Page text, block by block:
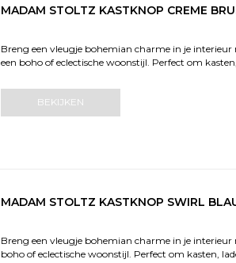
MADAM STOLTZ KASTKNOP CREME
Breng een vleugje bohemian charme in je
een boho of eclectische woonstijl. Perfect om
BEKIJKEN
MADAM STOLTZ KASTKNOP SWIRL
Breng een vleugje bohemian charme in je
boho of eclectische woonstijl. Perfect om kasten,